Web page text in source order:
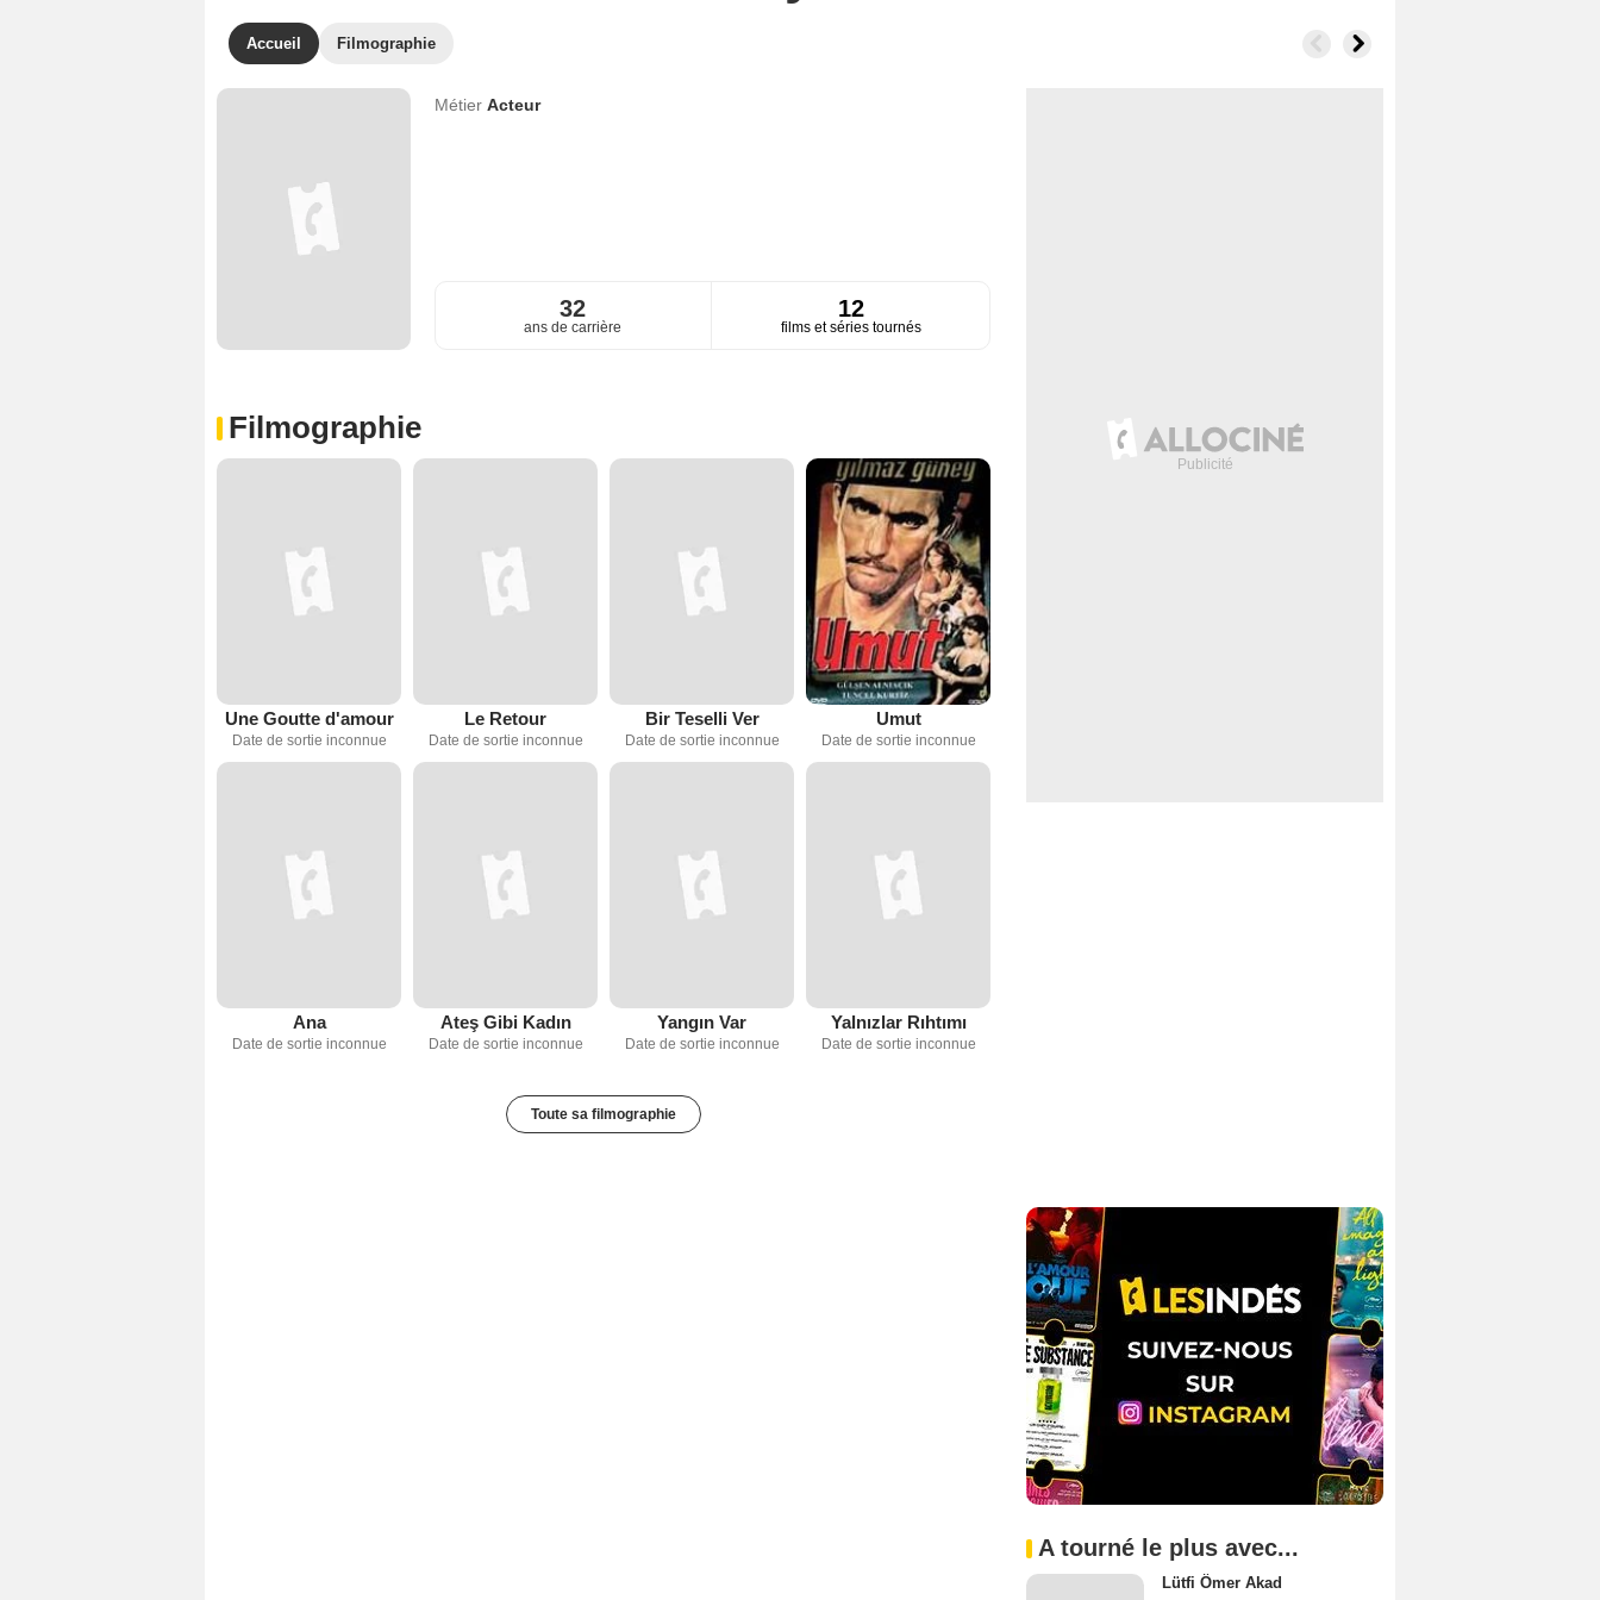
Accueil Filmographie
Métier Acteur
32
ans de carrière
12
films et séries tournés
Filmographie
Une Goutte d'amour
Date de sortie inconnue
Le Retour
Date de sortie inconnue
Bir Teselli Ver
Date de sortie inconnue
Umut
Date de sortie inconnue
Ana
Date de sortie inconnue
Ateş Gibi Kadın
Date de sortie inconnue
Yangın Var
Date de sortie inconnue
Yalnızlar Rıhtımı
Date de sortie inconnue
Toute sa filmographie
A tourné le plus avec...
Lütfi Ömer Akad